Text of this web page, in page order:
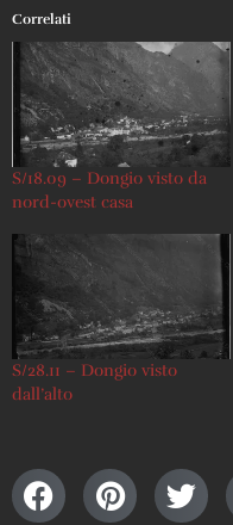
Correlati
S/18.09 – Dongio visto da
nord-ovest casa
S/28.11 – Dongio visto
dall’alto